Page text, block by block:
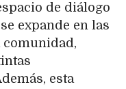
de diálogo
expande en las
comunidad,
esta